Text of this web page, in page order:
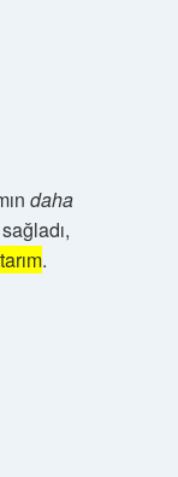
daha
.